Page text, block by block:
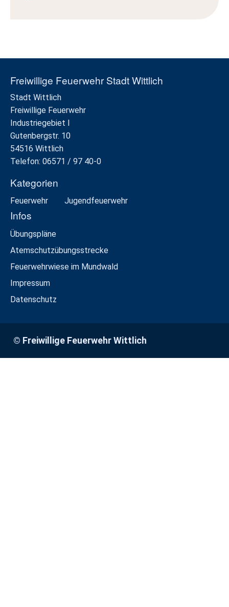
Freiwillige Feuerwehr Stadt Wittlich
Stadt Wittlich
Freiwillige Feuerwehr
Industriegebiet I
Gutenbergstr. 10
54516 Wittlich
Telefon: 06571 / 97 40-0
Kategorien
Feuerwehr Jugendfeuerwehr
Infos
Übungspläne
Atemschutzübungsstrecke
Feuerwehrwiese im Mundwald
Impressum
Datenschutz
© Freiwillige Feuerwehr Wittlich